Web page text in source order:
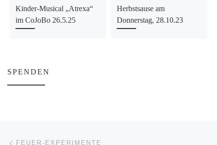
Kinder-Musical „Atrexa“
im CoJoBo 26.5.25
Herbstsause am
Donnerstag, 28.10.23
SPENDEN
Beitragsnavigation
FEUER-EXPERIMENTE